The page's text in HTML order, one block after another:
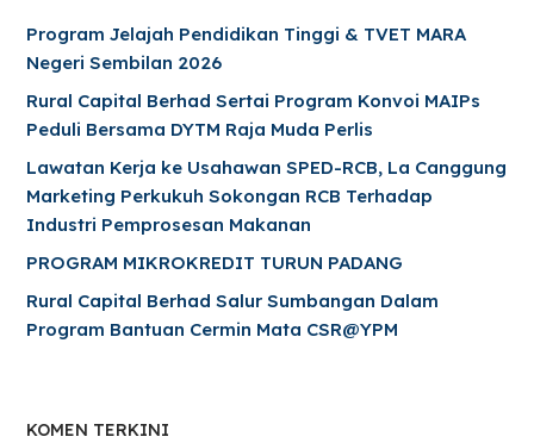
Program Jelajah Pendidikan Tinggi & TVET MARA
Negeri Sembilan 2026
Rural Capital Berhad Sertai Program Konvoi MAIPs
Peduli Bersama DYTM Raja Muda Perlis
Lawatan Kerja ke Usahawan SPED-RCB, La Canggung
Marketing Perkukuh Sokongan RCB Terhadap
Industri Pemprosesan Makanan
PROGRAM MIKROKREDIT TURUN PADANG
Rural Capital Berhad Salur Sumbangan Dalam
Program Bantuan Cermin Mata CSR@YPM
KOMEN TERKINI